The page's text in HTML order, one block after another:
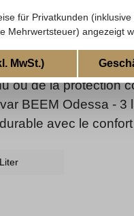
atteint. Selon le
Si l'on veut la
selon le
Qu'il
ou de la protection
BEEM Odessa -
avec le
für Privatkunden
Mehrwertsteuer) angezeigt
MwSt.)